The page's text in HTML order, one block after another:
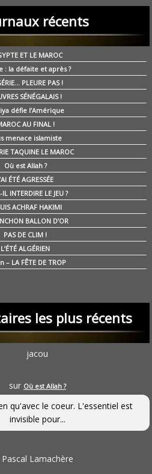
récents
ET LE MAROC
: la défaite et après ?
PLEURE PAS !
SÉNÉGALAIS !
défie l’Amérique
AU FINAL !
menace islamiste
TAQUINE LE MAROC
Où est Allah ?
ÉTÉ AGRESSÉE
INTERDIRE LE JEU ?
ACHRAF HAKIMI
BALLON D’OR
PAS DE CLIM !
L’ÉTÉ ALGÉRIEN
– LA FÊTE DE TROP
les plus récents
jacou
sur Où est Allah ?
qu'avec le coeur. L'essentiel est
invisible pour...
Pascal Lamachère